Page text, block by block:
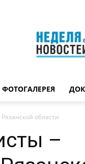
ФОТОГАЛЕРЕЯ
области
–